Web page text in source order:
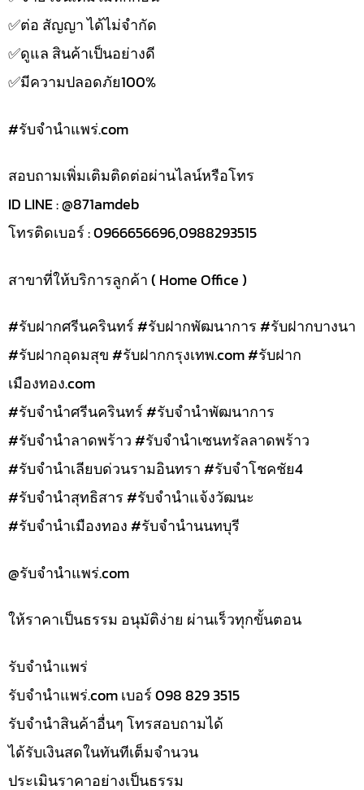
✅️ต่อ สัญญา ได้ไม่จำกัด
✅️ดูแล สินค้าเป็นอย่างดี
✅️มีความปลอดภัย100%
#รับจํานําแพร่.com
สอบถามเพิ่มเติมติดต่อผ่านไลน์หรือโทร
ID LINE : @871amdeb
โทรติดเบอร์ : 0966656696,0988293515
สาขาที่ให้บริการลูกค้า ( Home Office )
#รับฝากศรีนครินทร์ #รับฝากพัฒนาการ #รับฝากบางนา
#รับฝากอุดมสุข #รับฝากกรุงเทพ.com #รับฝาก
เมืองทอง.com
#รับจำนำศรีนครินทร์ #รับจำนำพัฒนาการ
#รับจำนำลาดพร้าว #รับจำนำเซนทรัลลาดพร้าว
#รับจำนำเลียบด่วนรามอินทรา #รับจำโชคชัย4
#รับจำนำสุทธิสาร #รับจำนำแจ้งวัฒนะ
#รับจำนำเมืองทอง #รับจำนำนนทบุรี
@รับจํานําแพร่.com
ให้ราคาเป็นธรรม อนุมัติง่าย ผ่านเร็วทุกขั้นตอน
รับจํานำแพร่
รับจํานําแพร่.com เบอร์ 098 829 3515
รับจำนำสินค้าอื่นๆ โทรสอบถามได้
ได้รับเงินสดในทันทีเต็มจำนวน
ประเมินราคาอย่างเป็นธรรม